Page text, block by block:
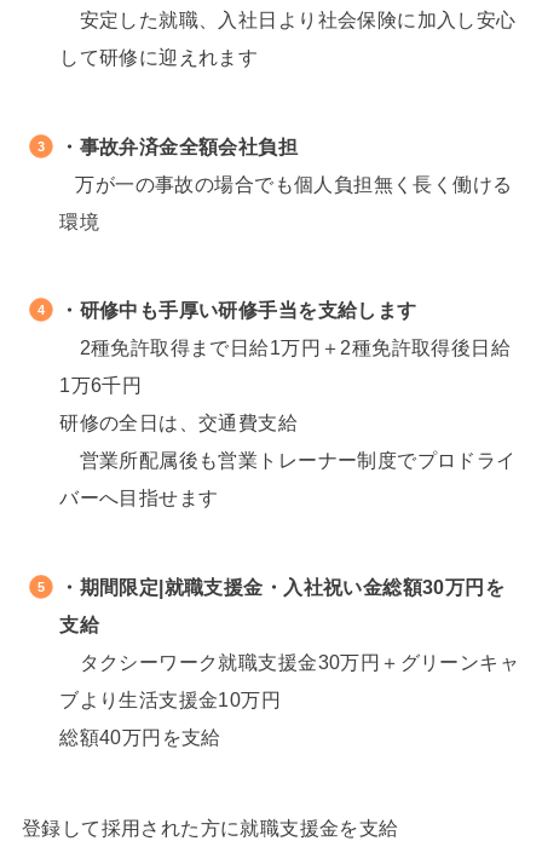
安定した就職、入社日より社会保険に加入し安心
して研修に迎えれます
・事故弁済金全額会社負担
万が一の事故の場合でも個人負担無く長く働ける
環境
・研修中も手厚い研修手当を支給します
2種免許取得まで日給1万円＋2種免許取得後日給
1万6千円
研修の全日は、交通費支給
営業所配属後も営業トレーナー制度でプロドライ
バーへ目指せます
・期間限定|就職支援金・入社祝い金総額30万円を
支給
タクシーワーク就職支援金30万円＋グリーンキャ
ブより生活支援金10万円
総額40万円を支給
登録して採用された方に就職支援金を支給